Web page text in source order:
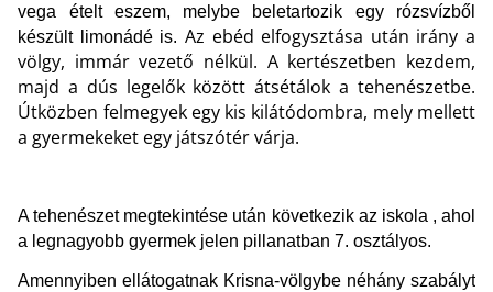
vega ételt eszem, melybe beletartozik egy rózsvízből
készült limonádé is. Az ebéd elfogysztása után irány a
völgy, immár vezető nélkül. A kertészetben kezdem,
majd a dús legelők között átsétálok a tehenészetbe.
Útközben felmegyek egy kis kilátódombra, mely mellett
a gyermekeket egy játszótér várja.
A tehenészet megtekintése után következik az iskola , ahol
a legnagyobb gyermek jelen pillanatban 7. osztályos.
Amennyiben ellátogatnak Krisna-völgybe néhány szabályt